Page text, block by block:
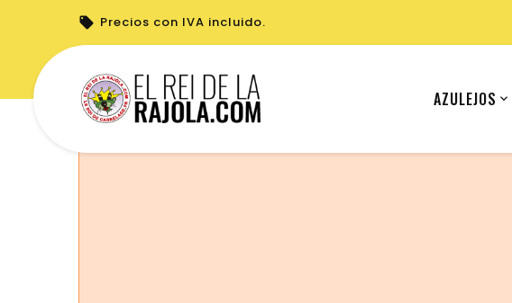
Precios con IVA incluido.
AZULEJOS
No puede realizar pedidos desde su país (United States).